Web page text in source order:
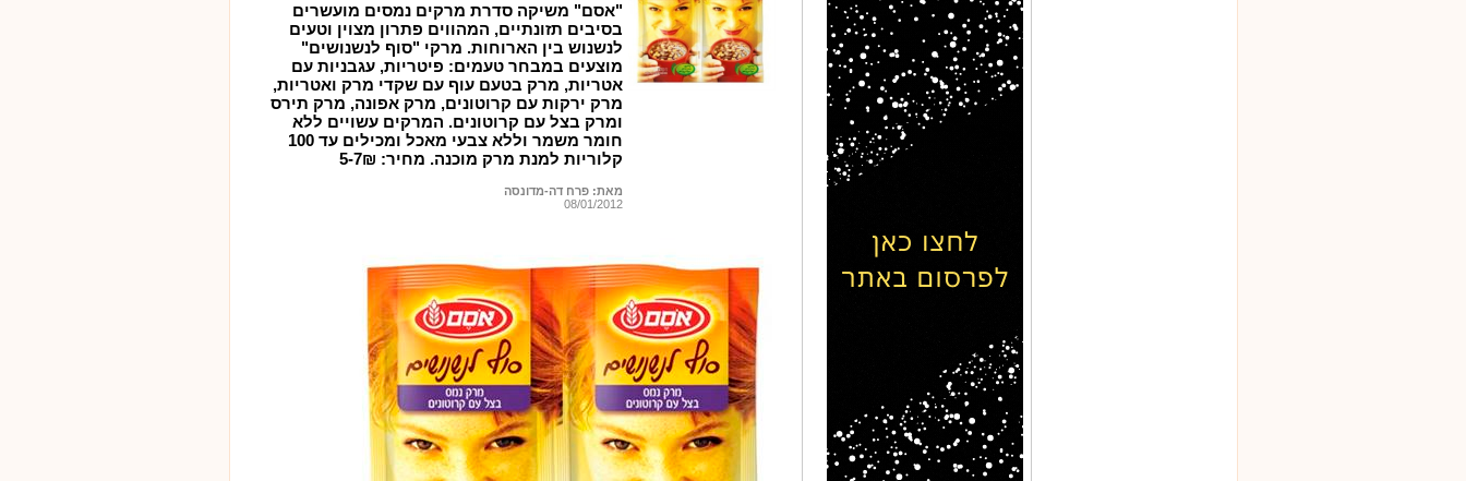
"אסם" משיקה סדרת מרקים נמסים מועשרים
בסיבים תזונתיים, המהווים פתרון מצוין וטעים
לנשנוש בין הארוחות. מרקי "סוף לנשנושים"
מוצעים במבחר טעמים: פיטריות, עגבניות עם
אטריות, מרק בטעם עוף עם שקדי מרק ואטריות,
מרק ירקות עם קרוטונים, מרק אפונה, מרק תירס
ומרק בצל עם קרוטונים. המרקים עשויים ללא
חומר משמר וללא צבעי מאכל ומכילים עד 100
קלוריות למנת מרק מוכנה. מחיר: 5-7₪
מאת: פרח דה-מדונסה
08/01/2012